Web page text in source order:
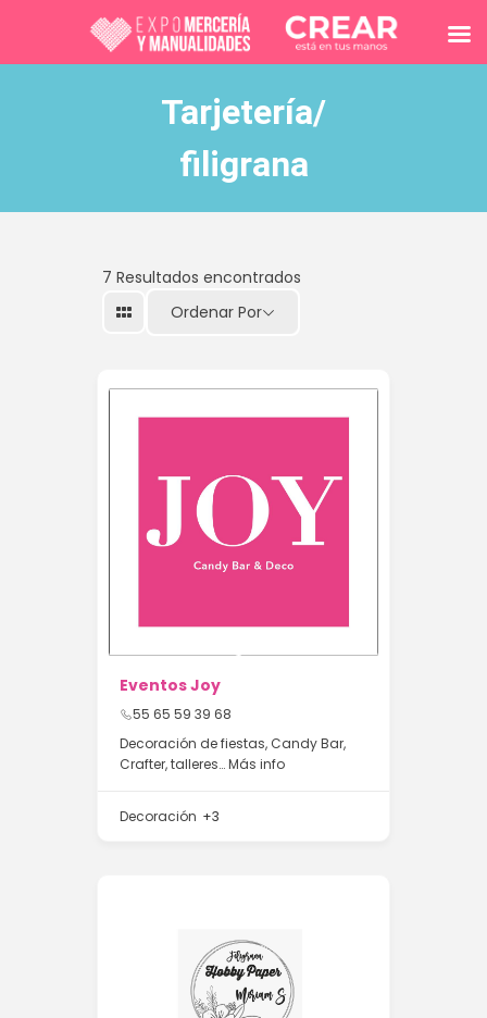
Tarjetería/
filigrana
7 Resultados encontrados
Ordenar Por
Eventos Joy
55 65 59 39 68
Decoración de fiestas, Candy Bar,
Crafter, talleres…Más info
Decoración +3